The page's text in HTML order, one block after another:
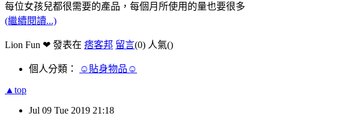
每位女孩兒都很需要的產品，每個月所使用的量也要很多
(繼續閱讀...)
Lion Fun ❤ 發表在 痞客邦 留言(0) 人氣()
個人分類： ☺貼身物品☺
▲top
Jul 09 Tue 2019 21:18